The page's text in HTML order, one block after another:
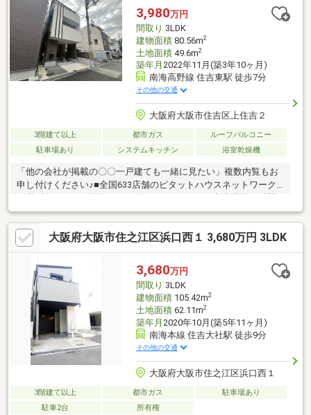
さい♪また、売却の価格査定や賃貸への住み替え、改装のご相談も
弊社にて一人の営業マンで一貫してご対応させて頂きます！お客
様からのお問合せ心よりお待ちしております！
3,980万円
間取り 3LDK
建物面積80.56m2
土地面積49.6m2
築年月 2022年11月(築3年10ヶ月)
南海高野線 住吉東駅 徒歩7分
その他の交通
大阪府大阪市住吉区上住吉２
3階建て以上 都市ガス
ルーフバルコニー
駐車場あり
システムキッチン 浴室乾燥機
「他の会社が掲載の〇〇一戸建ても一緒に見たい」複数内覧もお
申し付けください♪■全国633店舗のピタットハウスネットワーク
のお客様◆◆いつでもお気軽にお問合せください♪◆◆住宅ロー
ン審査に不安のある方◆◆是非当社にご相談を！！お役に立ちま
す！！■ご自宅のお迎えはもちろん、最寄りの駅などご指定での
お待ち合わせも可能です♪ お客様のご条件をお聞かせいただけれ
ば他の物件や周辺環境も一緒にご案内させていただきます！■是
非一度お問い合わせください■
大阪府大阪市住之江区浜口西１ 3,680万円 3LDK
3,680万円
間取り 3LDK
建物面積105.42m2
土地面積62.11m2
築年月 2020年10月(築5年11ヶ月)
南海本線 住吉大社駅 徒歩9分
その他の交通
大阪府大阪市住之江区浜口西１
3階建て以上 都市ガス
駐車場あり
駐車2台
所有権